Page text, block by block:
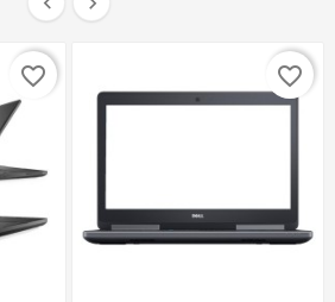
favorite_border favorite_border